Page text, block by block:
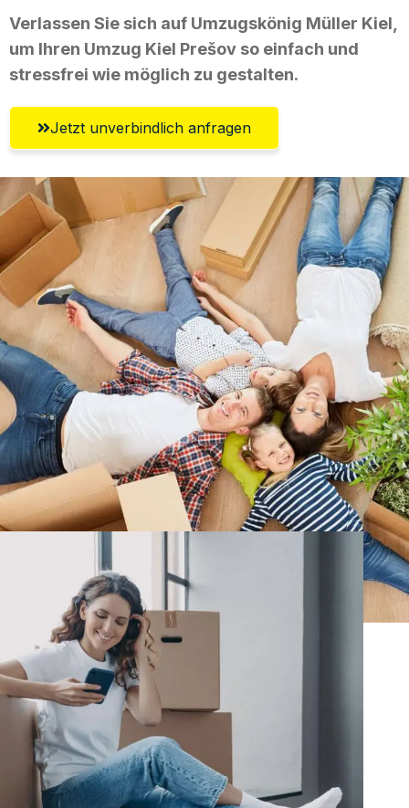
Verlassen Sie sich auf Umzugskönig Müller Kiel,
um Ihren Umzug Kiel Prešov so einfach und
stressfrei wie möglich zu gestalten.
Jetzt unverbindlich anfragen